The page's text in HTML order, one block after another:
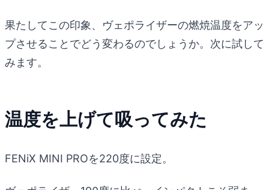
果たしてこの印象、ヴェポライザーの燃焼温度をアッ
プさせることでどう変わるのでしょうか。次に試して
みます。
温度を上げて吸ってみた
FENiX MINI PROを220度に設定。